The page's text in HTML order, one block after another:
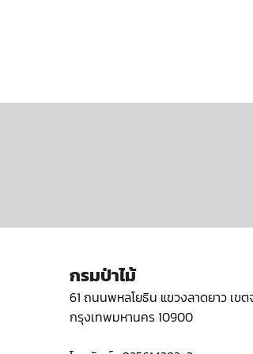
กรมป่าไม้
61 ถนนพหลโยธิน แขวงลาดยาว เข
กรุงเทพมหานคร 10900